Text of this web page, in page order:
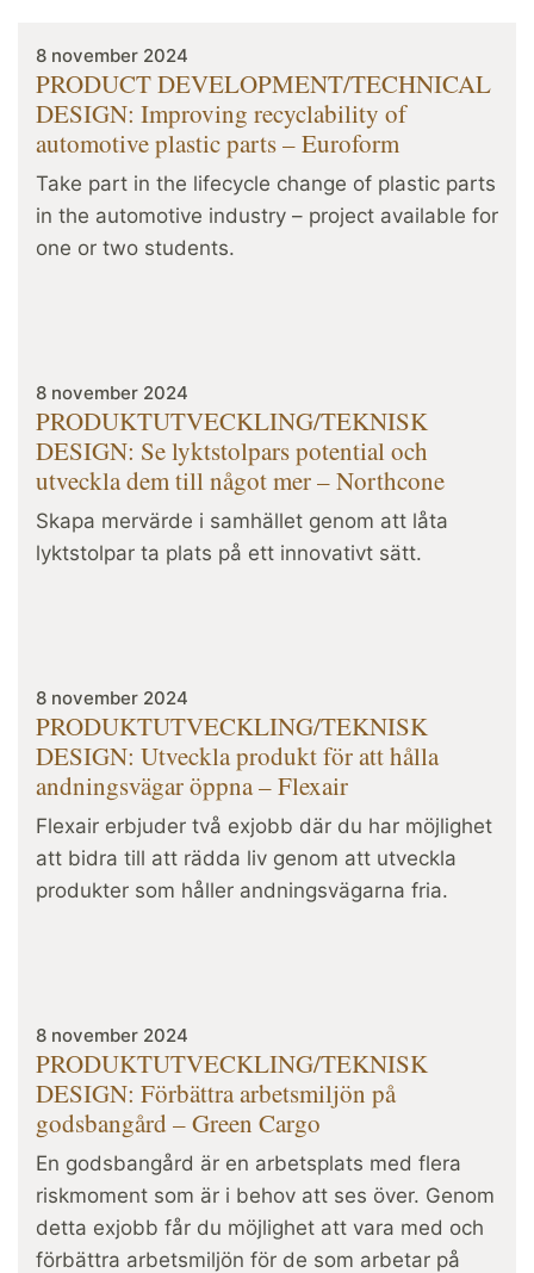
8 november 2024
PRODUCT DEVELOPMENT/TECHNICAL
DESIGN: Improving recyclability of
automotive plastic parts – Euroform
Take part in the lifecycle change of plastic parts
in the automotive industry – project available for
one or two students.
8 november 2024
PRODUKTUTVECKLING/TEKNISK
DESIGN: Se lyktstolpars potential och
utveckla dem till något mer – Northcone
Skapa mervärde i samhället genom att låta
lyktstolpar ta plats på ett innovativt sätt.
8 november 2024
PRODUKTUTVECKLING/TEKNISK
DESIGN: Utveckla produkt för att hålla
andningsvägar öppna – Flexair
Flexair erbjuder två exjobb där du har möjlighet
att bidra till att rädda liv genom att utveckla
produkter som håller andningsvägarna fria.
8 november 2024
PRODUKTUTVECKLING/TEKNISK
DESIGN: Förbättra arbetsmiljön på
godsbangård – Green Cargo
En godsbangård är en arbetsplats med flera
riskmoment som är i behov att ses över. Genom
detta exjobb får du möjlighet att vara med och
förbättra arbetsmiljön för de som arbetar på